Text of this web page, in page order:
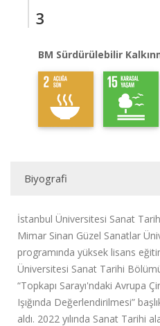
3
BM Sürdürülebilir
Biyografi
İstanbul Üniversitesi Sanat
Mimar Sinan Güzel Sanatlar
programında yüksek lisans
Üniversitesi Sanat Tarihi
“Topkapı Sarayı'ndaki Avrupa
Işığında Değerlendirilmesi”
aldı. 2022 yılında Sanat Tarihi